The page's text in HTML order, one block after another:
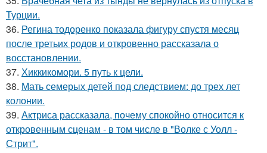
Турции.
36. Регина тодоренко показала фигуру спустя месяц
после третьих родов и откровенно рассказала о
восстановлении.
37. Хиккикомори. 5 путь к цели.
38. Мать семерых детей под следствием: до трех лет
колонии.
39. Актриса рассказала, почему спокойно относится к
откровенным сценам - в том числе в "Волке с Уолл -
Стрит".